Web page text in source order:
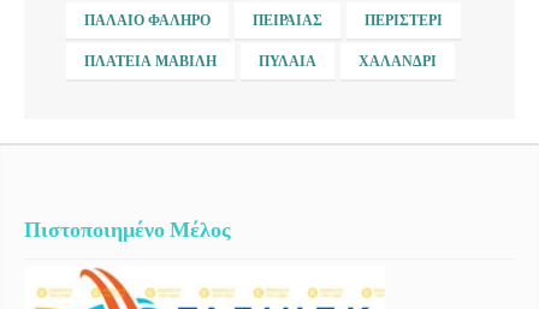
ΠΑΛΑΙΌ ΦΆΛΗΡΟ ΠΕΙΡΑΙΆΣ ΠΕΡΙΣΤΈΡΙ
ΠΛΑΤΕΊΑ ΜΑΒΊΛΗ ΠΥΛΑΊΑ ΧΑΛΆΝΔΡΙ
Πιστοποιημένο Μέλος